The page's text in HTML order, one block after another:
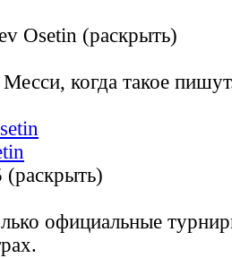
Osetin (раскрыть)
когда такое
(раскрыть)
официальные